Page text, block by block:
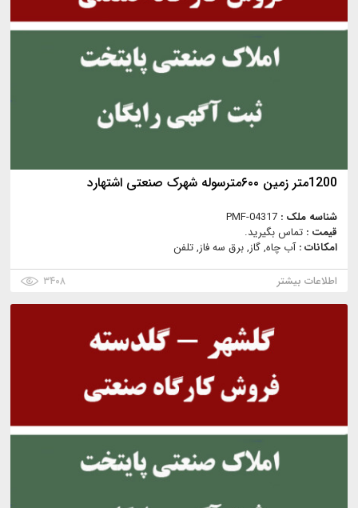
1200متر زمین ۶۰۰مترسوله شهرک صنعتی اشتهارد
شناسه ملک : PMF-04317
قیمت : تماس بگیرید.
امکانات :آب چاه, گاز, برق سه فاز, تلفن
اطلاعات بیشتر
۳۴۰۸